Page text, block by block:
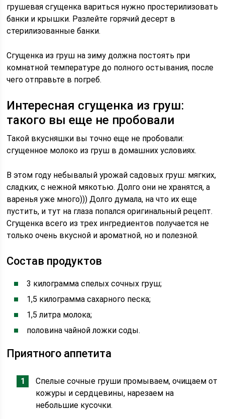
грушевая сгущенка вариться нужно простерилизовать
банки и крышки. Разлейте горячий десерт в
стерилизованные банки.
Сгущенка из груш на зиму должна постоять при
комнатной температуре до полного остывания, после
чего отправьте в погреб.
Интересная сгущенка из груш:
такого вы еще не пробовали
Такой вкусняшки вы точно еще не пробовали:
сгущенное молоко из груш в домашних условиях.
В этом году небывалый урожай садовых груш: мягких,
сладких, с нежной мякотью. Долго они не хранятся, а
варенья уже много))) Долго думала, на что их еще
пустить, и тут на глаза попался оригинальный рецепт.
Сгущенка всего из трех ингредиентов получается не
только очень вкусной и ароматной, но и полезной.
Состав продуктов
3 килограмма спелых сочных груш;
1,5 килограмма сахарного песка;
1,5 литра молока;
половина чайной ложки соды.
Приятного аппетита
Спелые сочные груши промываем, очищаем от
кожуры и сердцевины, нарезаем на
небольшие кусочки.